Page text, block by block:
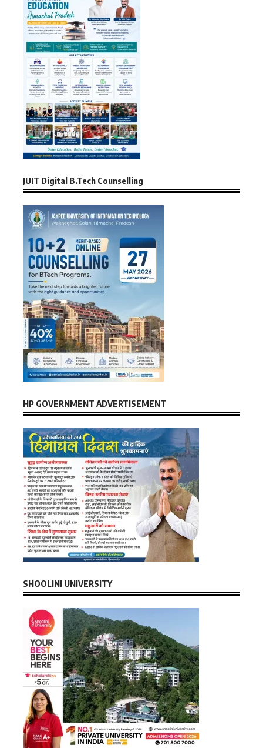
JUIT Digital B.Tech Counselling
HP GOVERNMENT ADVERTISEMENT
SHOOLINI UNIVERSITY